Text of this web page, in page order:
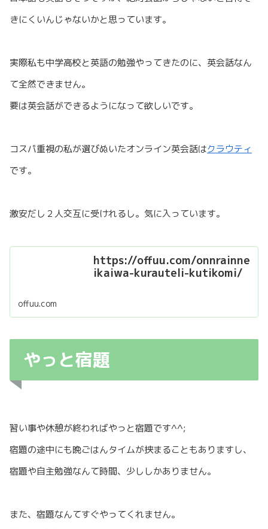
きにくいんじゃないかと思っています。
実際私も中学高校と英語の勉強やってきたのに、英会話なん
て全然できません。
要は英会話ができるようになって欲しいです。
コスパ重視の私が選びぬいたオンライン英会話はクラウティ
です。
激安だし２人交互に受けれるし。気に入っています。
https://offuu.com/onnrainne
ikaiwa-kurauteli-kutikomi/
offuu.com
やっと宿題
習い事や休憩が終わればやっと宿題です^^;
宿題の途中にも晩ごはんタイムが挟まることもありますし、
宿題や自主勉強なんて時間、少ししかありません。
また、宿題なんてすぐやってくれません。